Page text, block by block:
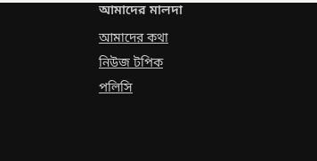
আমাদের মালদা
আমাদের কথা
নিউজ টপিক
পলিসি